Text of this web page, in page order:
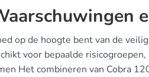
op de hoogte bent van de
voor bepaalde
Het combineren van Cobra